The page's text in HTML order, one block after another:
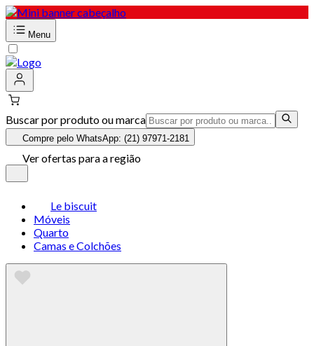
Menu
Buscar por produto ou marca
Compre pelo WhatsApp: (21) 97971-2181
Ver ofertas para a região
Le biscuit
Móveis
Quarto
Camas e Colchões